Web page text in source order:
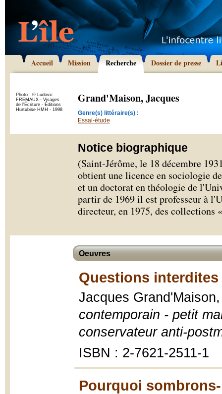
Accueil Mission Recherche Dossier de presse
Photo : © Ludovic
FREMAUX - Visages
de l'Écriture - Éditions
Hurtubise HMH - 1998
Grand'Maison, Jacques
Genre(s) littéraire(s) :
Essai-étude
Notice biographique
(Saint-Jérôme, le 18 décembre
obtient une licence en sociologie
et un doctorat en théologie de
partir de 1969 il est professeur à
directeur, en 1975, des collections
Oeuvres
Questions interdites
Jacques
contemporain - petit
conservateur anti-
ISBN : 2-7621-2511-1
Pourquoi